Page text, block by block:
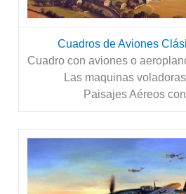
Cuadros de Aviones
Cuadro con aviones o
Las maquinas
Paisajes Aéreos